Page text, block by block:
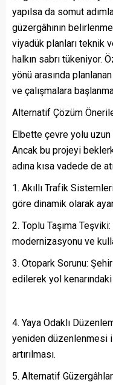
yapılsa da somut
güzergâhının
viyadük planları teknik
halkın sabrı tükeniyor.
yönü arasında
ve çalışmalara
Alternatif Çözüm
Elbette çevre yolu uzun
Ancak bu projeyi
adına kısa vadede de
Akıllı Trafik
göre dinamik olarak
Toplu Taşıma
modernizasyonu ve
Otopark Sorunu:
edilerek yol
Yaya Odaklı
yeniden düzenlenmesi
artırılması.
Alternatif